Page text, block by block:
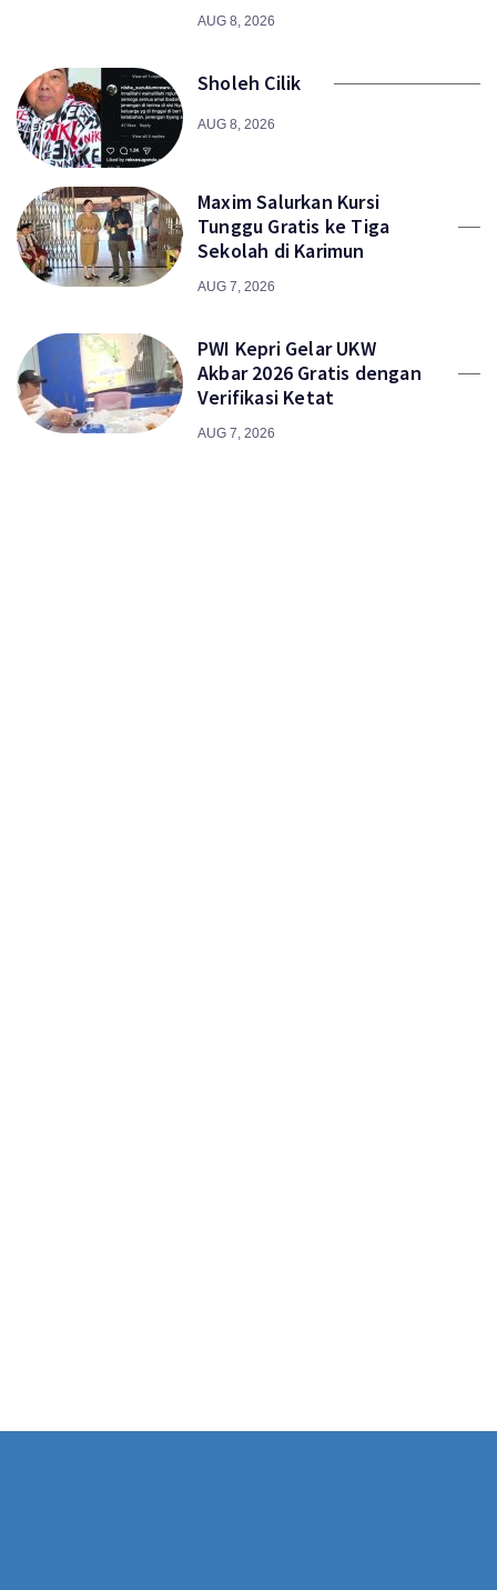
AUG 8, 2026
Sholeh Cilik
AUG 8, 2026
Maxim Salurkan Kursi
Tunggu Gratis ke Tiga
Sekolah di Karimun
AUG 7, 2026
PWI Kepri Gelar UKW
Akbar 2026 Gratis dengan
Verifikasi Ketat
AUG 7, 2026